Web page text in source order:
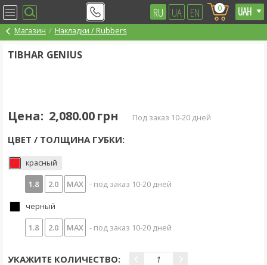
RU UA EN 0
Магазин Накладки / Rubbers
TIBHAR GENIUS
Цена: 2,080.00 грн под заказ 10-20 дней
ЦВЕТ / ТОЛЩИНА ГУБКИ:
красный
1.8
2.0 MAX - под заказ 10-20 дней
черный
1.8
2.0 MAX - под заказ 10-20 дней
УКАЖИТЕ КОЛИЧЕСТВО: